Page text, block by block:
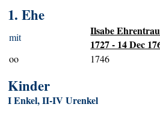
1. Ehe
mit
Ilsabe
1727 - 14 Dec
oo 1746
Kinder
I Enkel, II-IV Urenkel